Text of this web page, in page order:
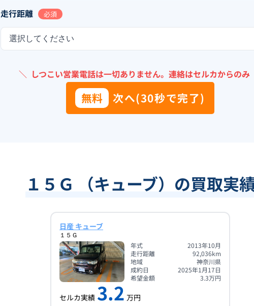
走行距離 必須
選択してください
＼ しつこい営業電話は一切ありません。 連絡はセルカからのみ
無料 次へ(30秒で完了)
１５Ｇ （キューブ）の買取実
日産 キューブ
１５Ｇ
年式
2013年10月
走行距離
92,036km
地域
神奈川県
成約日
2025年1月17日
希望金額
3.3万円
セルカ実績 3.2 万円